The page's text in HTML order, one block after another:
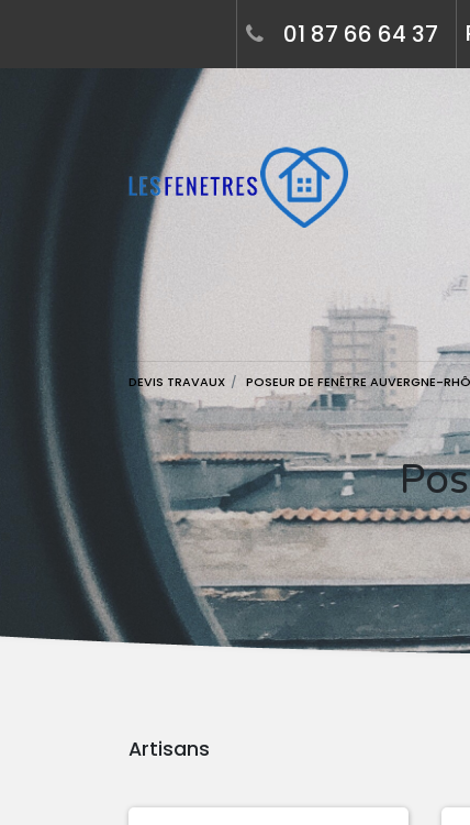
01 87 66 64 37
DEVIS TRAVAUX POSEUR DE FENÊTRE AUVERGNE-
Poseur de fenêtre à polliat (01310) :
Artisans